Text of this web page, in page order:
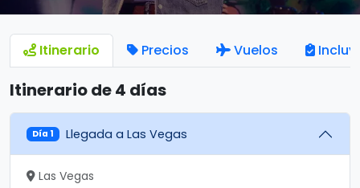
Itinerario Precios Vuelos
Itinerario de 4 días
Día 1 Llegada a Las Vegas
Las Vegas